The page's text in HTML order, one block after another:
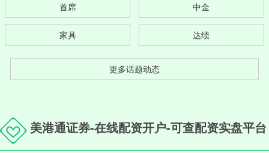
首席 中金
家具 达绩
更多话题动态
美港通证券-在线配资开户-可查配资实盘平台